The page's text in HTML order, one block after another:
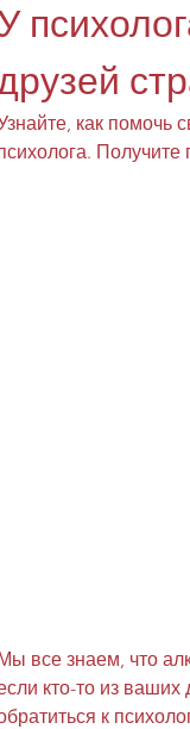
как помочь
все знаем, что
кто-то из ваших
к